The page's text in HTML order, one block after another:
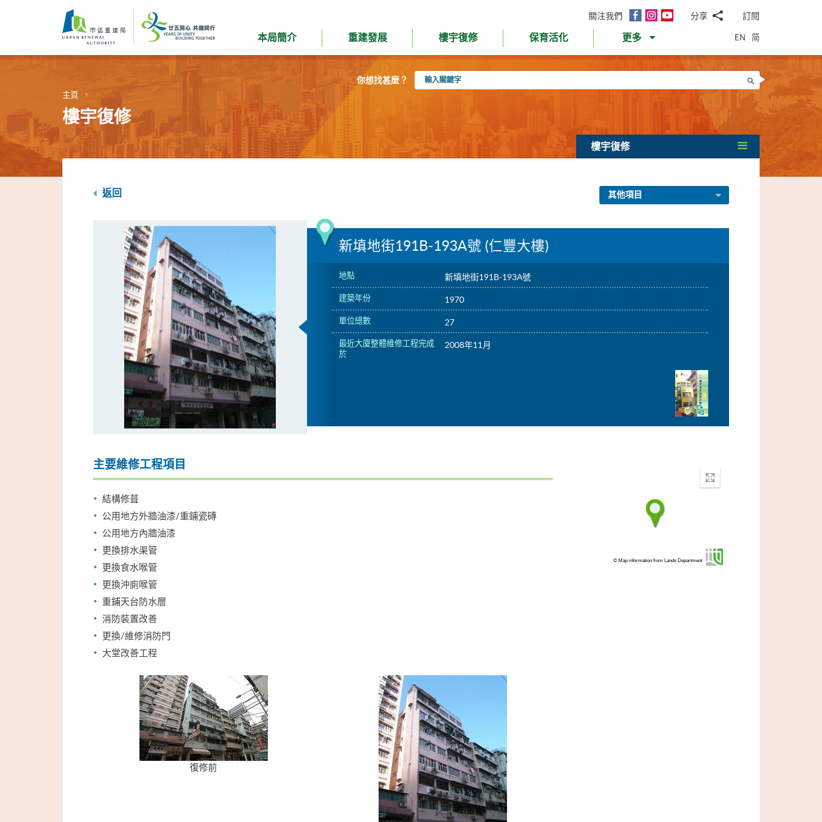
內
關注我們
面
InstagramYouTube分享
郵WhatsApp
微
信
面
書Twitter
LinkedIn
微
訂閱
本局簡介 重建發展 樓宇復修 保育活化 更多 EN 简
你想找甚麼？
入
搜尋
主頁
樓宇復修
樓宇復修
返回 其他項目
新填地街191B-193A號 (仁豐大樓)
地點 新填地街191B-193A號
建築年份 1970
單位總數 27
最近大廈整體維修工程完成
於
2008年11月
主要維修工程項目
結構修葺
公用地方外牆油漆/重鋪瓷磚
公用地方內牆油漆
更換排水渠管
更換食水喉管
更換沖廁喉管
重鋪天台防水層
消防裝置改善
更換/維修消防門
大堂改善工程
復修前
Enter
fullscreen
© Map information from Lands Department